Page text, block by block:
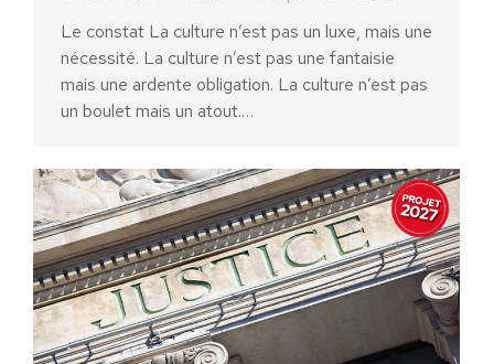
Le constat La culture n’est pas un luxe, mais une
nécessité. La culture n’est pas une fantaisie
mais une ardente obligation. La culture n’est pas
un boulet mais un atout.…